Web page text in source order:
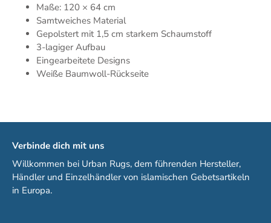
Maße: 120 × 64 cm
Samtweiches Material
Gepolstert mit 1,5 cm starkem Schaumstoff
3-lagiger Aufbau
Eingearbeitete Designs
Weiße Baumwoll-Rückseite
Verbinde dich mit uns
Willkommen bei Urban Rugs, dem führenden Hersteller,
Händler und Einzelhändler von islamischen Gebetsartikeln
in Europa.